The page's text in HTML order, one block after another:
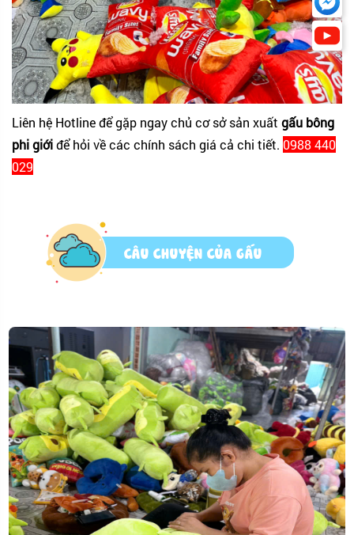
Liên hệ Hotline để gặp ngay chủ cơ sở sản xuất gấu bông
phi giớiđể hỏi về các chính sách giá cả chi tiết. 0988 440
029
CÂU CHUYỆN CỦA GẤU